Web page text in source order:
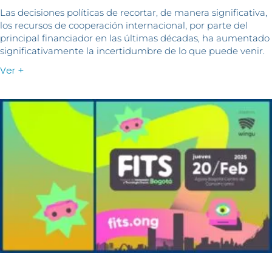
Las decisiones políticas de recortar, de manera significativa,
los recursos de cooperación internacional, por parte del
principal financiador en las últimas décadas, ha aumentado
significativamente la incertidumbre de lo que puede venir.
Ver +